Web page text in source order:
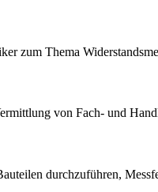
zum Thema
von Fach- und
durchzuführen,